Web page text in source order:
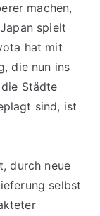
machen,
spielt
hat mit
die nun ins
Städte
sind, ist
durch neue
selbst